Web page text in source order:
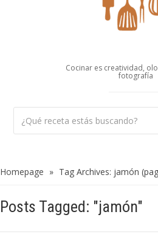
Cocinar es creatividad,
fotografía
Homepage » Tag Archives: jamón
Posts Tagged: "jamón"